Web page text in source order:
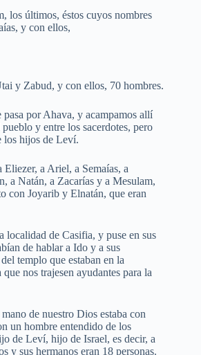
los últimos, éstos cuyos nombres
y con ellos,
y Zabud, y con ellos, 70 hombres.
por Ahava, y acampamos allí
y entre los sacerdotes, pero
los hijos de Leví.
Eliezer, a Ariel, a Semaías, a
a Natán, a Zacarías y a Mesulam,
con Joyarib y Elnatán, que eran
localidad de Casifia, y puse en sus
de hablar a Ido y a sus
templo que estaban en la
nos trajesen ayudantes para la
de nuestro Dios estaba con
un hombre entendido de los
de Leví, hijo de Israel, es decir, a
y sus hermanos eran 18 personas.